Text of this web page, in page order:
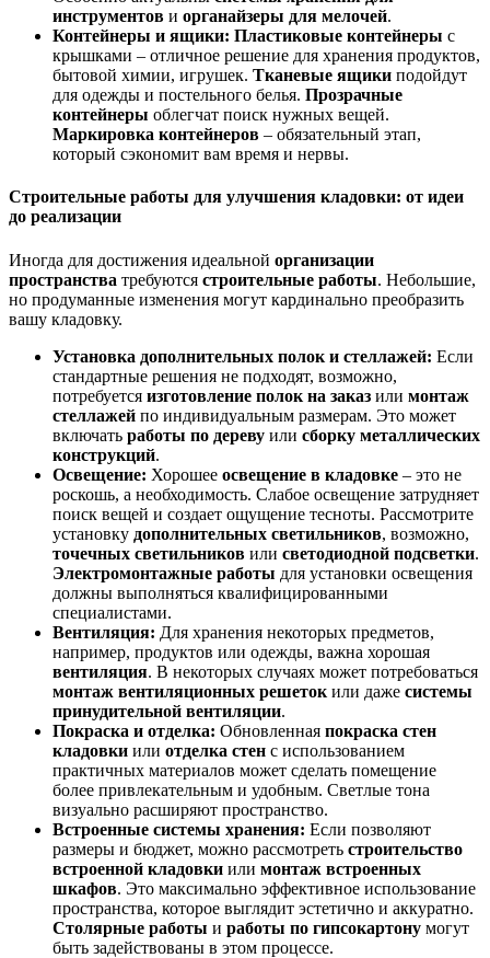
инструментов и органайзеры для мелочей.
Контейнеры и ящики: Пластиковые контейнеры с
крышками – отличное решение для хранения продуктов,
бытовой химии, игрушек. Тканевые ящики подойдут
для одежды и постельного белья. Прозрачные
контейнеры облегчат поиск нужных вещей.
Маркировка контейнеров – обязательный этап,
который сэкономит вам время и нервы.
Строительные работы для улучшения кладовки: от идеи
до реализации
Иногда для достижения идеальной организации
пространства требуются строительные работы. Небольшие,
но продуманные изменения могут кардинально преобразить
вашу кладовку.
Установка дополнительных полок и стеллажей: Если
стандартные решения не подходят, возможно,
потребуется изготовление полок на заказ или монтаж
стеллажей по индивидуальным размерам. Это может
включать работы по дереву или сборку металлических
конструкций.
Освещение: Хорошее освещение в кладовке – это не
роскошь, а необходимость. Слабое освещение затрудняет
поиск вещей и создает ощущение тесноты. Рассмотрите
установку дополнительных светильников, возможно,
точечных светильников или светодиодной подсветки.
Электромонтажные работы для установки освещения
должны выполняться квалифицированными
специалистами.
Вентиляция: Для хранения некоторых предметов,
например, продуктов или одежды, важна хорошая
вентиляция. В некоторых случаях может потребоваться
монтаж вентиляционных решеток или даже системы
принудительной вентиляции.
Покраска и отделка: Обновленная покраска стен
кладовки или отделка стен с использованием
практичных материалов может сделать помещение
более привлекательным и удобным. Светлые тона
визуально расширяют пространство.
Встроенные системы хранения: Если позволяют
размеры и бюджет, можно рассмотреть строительство
встроенной кладовки или монтаж встроенных
шкафов. Это максимально эффективное использование
пространства, которое выглядит эстетично и аккуратно.
Столярные работы и работы по гипсокартону могут
быть задействованы в этом процессе.